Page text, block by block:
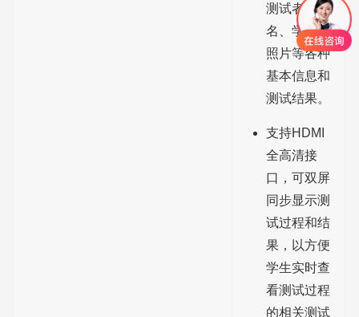
测试者的姓
名、学号、
照片等各种
基本信息和
测试结果。
支持HDMI
全高清接
口，可双屏
同步显示测
试过程和结
果，以方便
学生实时查
看测试过程
的相关测试